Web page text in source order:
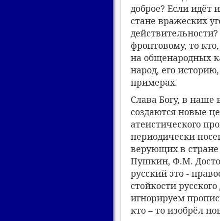
доброе? Если
стане вражеских
фронтовому, то
на общенародных
народ, его
примерах.
Слава Богу, в наше
создаются новые
атеистического
периодически
верующих в
Пушкин, Ф.М.
русский это -
стойкости
игнорируем
кто – то изобрёл